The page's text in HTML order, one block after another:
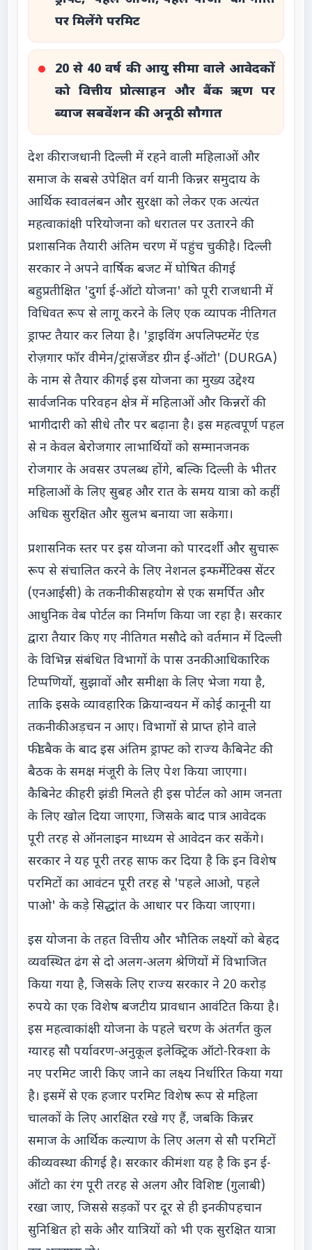
पर मिलेंगे परमिट
20 से 40 वर्ष की आयु सीमा वाले आवेदकों
को वित्तीय प्रोत्साहन और बैंक ऋण पर
ब्याज सबवेंशन की अनूठी सौगात
देश की राजधानी दिल्ली में रहने वाली महिलाओं और
समाज के सबसे उपेक्षित वर्ग यानी किन्नर समुदाय के
आर्थिक स्वावलंबन और सुरक्षा को लेकर एक अत्यंत
महत्वाकांक्षी परियोजना को धरातल पर उतारने की
प्रशासनिक तैयारी अंतिम चरण में पहुंच चुकी है। दिल्ली
सरकार ने अपने वार्षिक बजट में घोषित की गई
बहुप्रतीक्षित 'दुर्गा ई-ऑटो योजना' को पूरी राजधानी में
विधिवत रूप से लागू करने के लिए एक व्यापक नीतिगत
ड्राफ्ट तैयार कर लिया है। 'ड्राइविंग अपलिफ्टमेंट एंड
रोज़गार फॉर वीमेन/ट्रांसजेंडर ग्रीन ई-ऑटो' (DURGA)
के नाम से तैयार की गई इस योजना का मुख्य उद्देश्य
सार्वजनिक परिवहन क्षेत्र में महिलाओं और किन्नरों की
भागीदारी को सीधे तौर पर बढ़ाना है। इस महत्वपूर्ण पहल
से न केवल बेरोजगार लाभार्थियों को सम्मानजनक
रोजगार के अवसर उपलब्ध होंगे, बल्कि दिल्ली के भीतर
महिलाओं के लिए सुबह और रात के समय यात्रा को कहीं
अधिक सुरक्षित और सुलभ बनाया जा सकेगा।
प्रशासनिक स्तर पर इस योजना को पारदर्शी और सुचारू
रूप से संचालित करने के लिए नेशनल इन्फर्मेटिक्स सेंटर
(एनआईसी) के तकनीकी सहयोग से एक समर्पित और
आधुनिक वेब पोर्टल का निर्माण किया जा रहा है। सरकार
द्वारा तैयार किए गए नीतिगत मसौदे को वर्तमान में दिल्ली
के विभिन्न संबंधित विभागों के पास उनकी आधिकारिक
टिप्पणियों, सुझावों और समीक्षा के लिए भेजा गया है,
ताकि इसके व्यावहारिक क्रियान्वयन में कोई कानूनी या
तकनीकी अड़चन न आए। विभागों से प्राप्त होने वाले
फीडबैक के बाद इस अंतिम ड्राफ्ट को राज्य कैबिनेट की
बैठक के समक्ष मंजूरी के लिए पेश किया जाएगा।
कैबिनेट की हरी झंडी मिलते ही इस पोर्टल को आम जनता
के लिए खोल दिया जाएगा, जिसके बाद पात्र आवेदक
पूरी तरह से ऑनलाइन माध्यम से आवेदन कर सकेंगे।
सरकार ने यह पूरी तरह साफ कर दिया है कि इन विशेष
परमिटों का आवंटन पूरी तरह से 'पहले आओ, पहले
पाओ' के कड़े सिद्धांत के आधार पर किया जाएगा।
इस योजना के तहत वित्तीय और भौतिक लक्ष्यों को बेहद
व्यवस्थित ढंग से दो अलग-अलग श्रेणियों में विभाजित
किया गया है, जिसके लिए राज्य सरकार ने 20 करोड़
रुपये का एक विशेष बजटीय प्रावधान आवंटित किया है।
इस महत्वाकांक्षी योजना के पहले चरण के अंतर्गत कुल
ग्यारह सौ पर्यावरण-अनुकूल इलेक्ट्रिक ऑटो-रिक्शा के
नए परमिट जारी किए जाने का लक्ष्य निर्धारित किया गया
है। इसमें से एक हजार परमिट विशेष रूप से महिला
चालकों के लिए आरक्षित रखे गए हैं, जबकि किन्नर
समाज के आर्थिक कल्याण के लिए अलग से सौ परमिटों
की व्यवस्था की गई है। सरकार की मंशा यह है कि इन ई-
ऑटो का रंग पूरी तरह से अलग और विशिष्ट (गुलाबी)
रखा जाए, जिससे सड़कों पर दूर से ही इनकी पहचान
सुनिश्चित हो सके और यात्रियों को भी एक सुरक्षित यात्रा